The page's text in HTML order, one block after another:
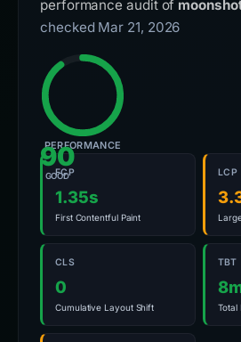
performance audit of
checked Mar 21, 2026
90
GOOD
PERFORMANCE
FCP
1.35s
First Contentful Paint
LCP
CLS
0
Cumulative Layout Shift
TBT
Total